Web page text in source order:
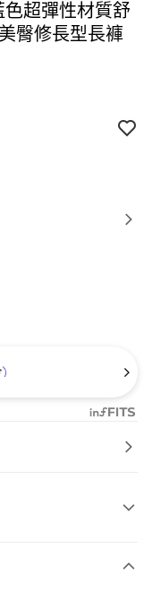
色超彈性材質舒
臀修長型長褲